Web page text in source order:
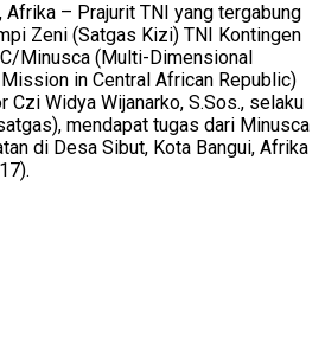
, Afrika – Prajurit TNI yang tergabung
Zeni (Satgas Kizi) TNI Kontingen
Minusca (Multi-Dimensional
in Central African Republic)
Czi Widya Wijanarko, S.Sos., selaku
mendapat tugas dari Minusca
di Desa Sibut, Kota Bangui, Afrika